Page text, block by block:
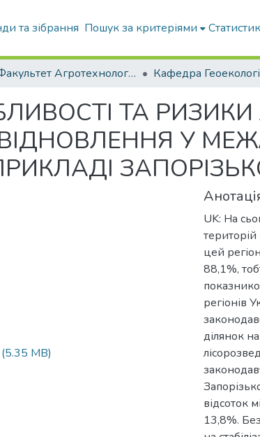
та зібрання Пошук за критеріями
Факультет Агротехнологій та екології
ТА РИЗИКИ
У
(5.35 MB)
UK: На
цей
88,1%,
регіонів
ділянок
відсоток
13,8%.